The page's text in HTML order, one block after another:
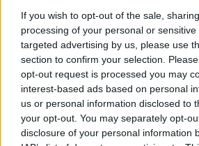
If you wish to opt-out of the sale,
processing of your personal or
targeted advertising by us, please use
section to confirm your selection.
opt-out request is processed you may
interest-based ads based on personal
us or personal information disclosed to
your opt-out. You may separately opt-
disclosure of your personal information
Ajax Feyenoord PSV
Ajax richt pijlen op
Azzedine Ounahi
Steven Berghuis zorgt voor
tackle in oefenduel van Ajax